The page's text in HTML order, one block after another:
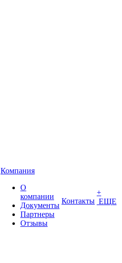
Компания
О
компании
Документы
Партнеры
Отзывы
Контакты
+
ЕЩЕ